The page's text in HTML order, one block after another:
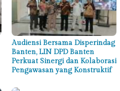
Audiensi Bersama Disperindag
Banten, LIN DPD Banten
Perkuat Sinergi dan Kolaborasi
Pengawasan yang Konstruktif